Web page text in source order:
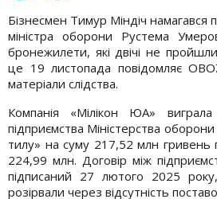
Бізнесмен Тимур Міндіч намагався
міністра оборони Рустема
бронежилети, які двічі не
це 19 листопада повідомляє
матеріали слідства.
Компанія «Мілікон ЮА»
підприємства Міністерства
тилу» на суму 217,52 млн гривень
224,99 млн. Договір між
підписаний 27 лютого 2025
розірвали через відсутність